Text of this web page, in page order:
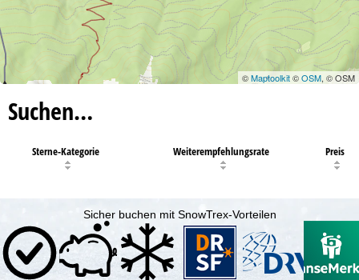
©Maptoolkit©OSM, © OSM
Suchen…
Sterne-Kategorie Weiterempfehlungsrate Preis
Sicher buchen mit SnowTrex-Vorteilen